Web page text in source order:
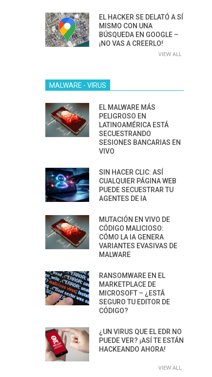
EL HACKER SE DELATÓ A SÍ
MISMO CON UNA
BÚSQUEDA EN GOOGLE –
¡NO VAS A CREERLO!
VIEW ALL
MALWARE - VIRUS
EL MALWARE MÁS
PELIGROSO EN
LATINOAMÉRICA ESTÁ
SECUESTRANDO
SESIONES BANCARIAS EN
VIVO
SIN HACER CLIC: ASÍ
CUALQUIER PÁGINA WEB
PUEDE SECUESTRAR TU
AGENTES DE IA
MUTACIÓN EN VIVO DE
CÓDIGO MALICIOSO:
CÓMO LA IA GENERA
VARIANTES EVASIVAS DE
MALWARE
RANSOMWARE EN EL
MARKETPLACE DE
MICROSOFT – ¿ESTÁ
SEGURO TU EDITOR DE
CÓDIGO?
¿UN VIRUS QUE EL EDR NO
PUEDE VER? ¡ASÍ TE ESTÁN
HACKEANDO AHORA!
VIEW ALL